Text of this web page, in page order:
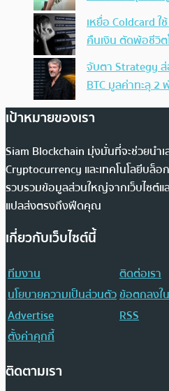
เหยื่อ Coldcard
คืนเงิน ตัดพ้อชีวิ
จับตา Strategy ส่
BTC มูลค่าทะลุ 2
เป้าหมายของเรา
Siam Blockchain มุ่งมั่นที่จะช่วยนำ
Cryptocurrency และเทคโนโลยีบล็อ
รวบรวมข้อมูลส่วนใหญ่จากเว็บไซต์แ
แปลส่งตรงถึงฟีดคุณ
เกี่ยวกับเว็บไซต์นี้
ทีมงาน
ติดต่อเรา
นโยบายความเป็นส่วนตัวข้อตกลงใ
Advertise
RSS
ตั้งค่าคุกกี้
ติดตามเรา